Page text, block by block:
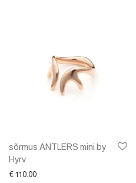
sõrmus ANTLERS mini by
Hyrv
€ 110.00